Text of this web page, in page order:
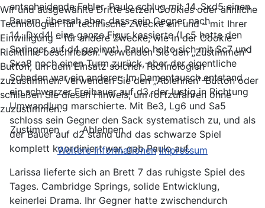
entscheidende Fehler. Paulo schlug mit 14. Sxd5 einen
Bauern, übersah aber, dass sein Gegner nach
14...Dxd4! eine ganze Figur kassierte (Lc5 hatte den
Springer auf d4 gepinnt). Paulo holte sich mit Sc7 und
Sxa8 noch einen Turm zurück, aber der eigentliche
Schaden war ein anderer: Im Damentausch entstand
ein schwarzer Freibauer auf d3, der lustig in Richtung
Umwandlung marschierte. Mit Be3, Lg6 und Sa5
schloss sein Gegner den Sack systematisch zu, und als
der Bauer auf d2 stand und das schwarze Spiel
komplett koordiniert war, gab Paulo auf.
Larissa lieferte sich an Brett 7 das ruhigste Spiel des
Tages. Cambridge Springs, solide Entwicklung,
keinerlei Drama. Ihr Gegner hatte zwischendurch
Wir und ausgewählte Dritte setzen Cookies oder ähnliche
Technologien für technische Zwecke ein und – mit Ihrer
Einwilligung – für andere Zwecke, wie in der Cookie-
Richtlinie beschrieben. Verwenden Sie den „Zustimmen“-
Button, um dem Einsatz solcher Technologien
zuzustimmen. Verwenden Sie den „Ablehnen“-Button oder
schließen Sie diesen Hinweis, um fortzufahren ohne
zuzustimmen.
Zustimmen
Ablehnen
Weitere Informationen Impressum